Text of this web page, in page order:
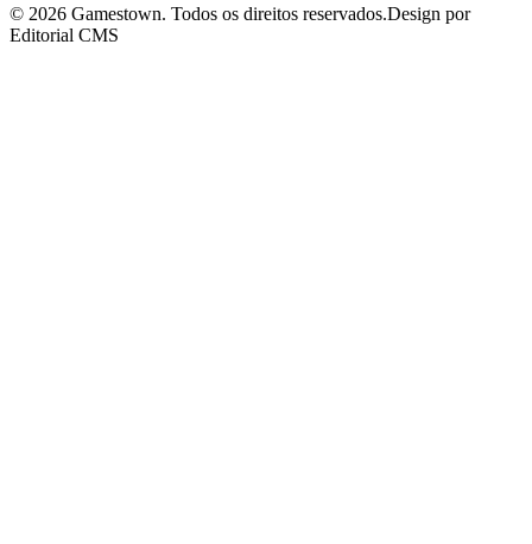
© 2026 Gamestown. Todos os direitos reservados.Design por
Editorial CMS